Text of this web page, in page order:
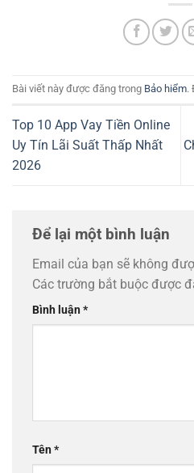
Bài viết này được đăng trong Bảo hiểm.
Top 10 App Vay Tiền Online
Uy Tín Lãi Suất Thấp Nhất
2026
Để lại một bình luận
Email của bạn sẽ không
Các trường bắt buộc được
Bình luận*
Tên*